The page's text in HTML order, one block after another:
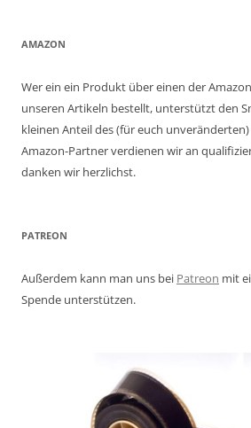
AMAZON
Wer ein ein Produkt über einen der
unseren Artikeln bestellt, unterstützt den
kleinen Anteil des (für euch unveränderten)
Amazon-Partner verdienen wir an
danken wir herzlichst.
PATREON
Außerdem kann man uns bei Patreon mit
Spende unterstützen.